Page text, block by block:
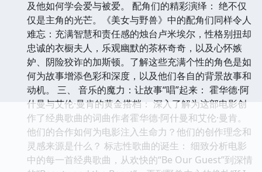
及他如何学会爱与被爱。 配角们的精彩演绎： 绝不仅
仅是主角的光芒。《美女与野兽》中的配角们同样令人
难忘：充满智慧和责任感的烛台卢米埃尔，性格别扭却
忠诚的衣橱夫人，乐观幽默的茶杯奇奇，以及心怀嫉
妒、阴险狡诈的加斯顿。了解这些充满个性的角色是如
何为故事增添色彩和深度，以及他们各自的背景故事和
动机。 三、 音乐的魔力：让故事“唱”起来： 霍华德·阿
什曼与艾伦·曼肯的黄金搭档： 深入了解为这部电影创
作了经典歌曲的词曲作者霍华德·阿什曼和艾伦·曼肯。
他们的合作如何为电影注入生命力？他们的创作理念和
灵感来源是什么？ 标志性歌曲的诞生： 细致分析电影
中的每一首经典歌曲，从欢快的“Be Our Guest”到深情